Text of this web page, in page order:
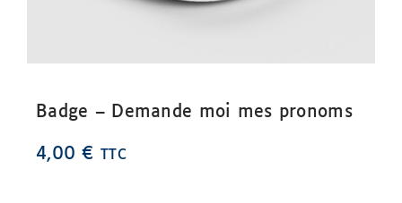
Badge – Demande moi mes pronoms
4,00€ TTC